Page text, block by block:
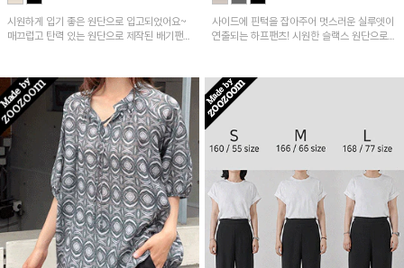
시원하게 입기 좋은 원단으로 입고되었어요~
매끄럽고 탄력 있는 원단으로 제작된 배기팬츠
사이드에 핀턱을 잡아주어 멋스러운 실루엣이
연출되는 하프팬츠! 시원한 슬랙스 원단으로